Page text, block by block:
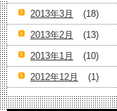
2013年3月
(18)
2013年2月
(13)
2013年1月
(10)
2012年12月
(1)